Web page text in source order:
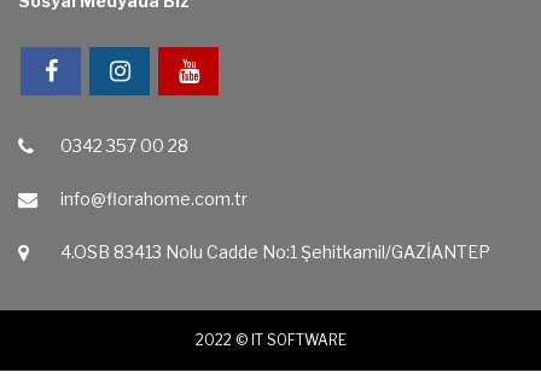
0342 357 00 28
info@florahome.com.tr
4.OSB 83413 Nolu Cadde No:1 Şehitkamil/GAZİANTEP‎
2022 © IT SOFTWARE